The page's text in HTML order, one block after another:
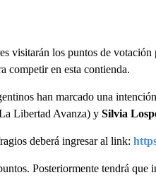
visitarán los puntos de votación
competir en esta contienda.
han marcado una
Libertad Avanza) y Silvia
deberá ingresar al link:
Posteriormente tendrá que